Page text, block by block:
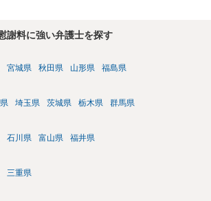
謝料に強い弁護士を探す
宮城県 秋田県 山形県 福島県
埼玉県 茨城県 栃木県 群馬県
石川県 富山県 福井県
三重県